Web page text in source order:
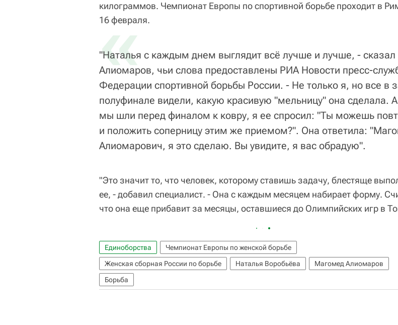
килограммов. Чемпионат Европы по спортивной борьбе проходит в
16 февраля.
«
"Наталья с каждым днем выглядит всё лучше и лучше, - сказал
Алиомаров, чьи слова предоставлены РИА Новости пресс-
Федерации спортивной борьбы России. - Не только я, но все в
полуфинале видели, какую красивую "мельницу" она сделала. А
мы шли перед финалом к ковру, я ее спросил: "Ты можешь
и положить соперницу этим же приемом?". Она ответила:
Алиомарович, я это сделаю. Вы увидите, я вас обрадую".
"Это значит то, что человек, которому ставишь задачу, блестяще
ее, - добавил специалист. - Она с каждым месяцем набирает форму.
что она еще прибавит за месяцы, оставшиеся до Олимпийских игр в
Единоборства
Чемпионат Европы по женской борьбе
Женская сборная России по борьбе
Наталья Воробьёва
Магомед Алиомаров
Борьба